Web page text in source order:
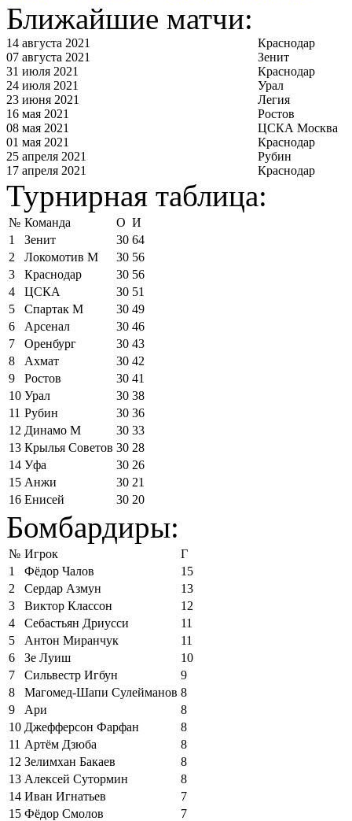
Ближайшие матчи:
14 августа 2021
Краснодар
07 августа 2021
Зенит
31 июля 2021
Краснодар
24 июля 2021
Урал
23 июня 2021
Легия
16 мая 2021
Ростов
08 мая 2021
ЦСКА Москва
01 мая 2021
Краснодар
25 апреля 2021
Рубин
17 апреля 2021
Краснодар
Турнирная таблица:
№ Команда О И
1
Зенит 30 64
2
Локомотив М 30 56
3
Краснодар 30 56
4
ЦСКА 30 51
5
Спартак М 30 49
6
Арсенал 30 46
7
Оренбург 30 43
8
Ахмат 30 42
9
Ростов 30 41
10 Урал 30 38
11 Рубин 30 36
12 Динамо М 30 33
13 Крылья Советов 30 28
14 Уфа 30 26
15 Анжи 30 21
16 Енисей 30 20
Бомбардиры:
№ Игрок
Г
1
Фёдор Чалов
15
2
Сердар Азмун
13
3
Виктор Классон
12
4
Себастьян Дриусси
11
5
Антон Миранчук
11
6
Зе Луиш
10
7
Сильвестр Игбун
9
8
Магомед-Шапи Сулейманов 8
9
Ари
8
10 Джефферсон Фарфан
8
11 Артём Дзюба
8
12 Зелимхан Бакаев
8
13 Алексей Сутормин
8
14 Иван Игнатьев
7
15 Фёдор Смолов 7